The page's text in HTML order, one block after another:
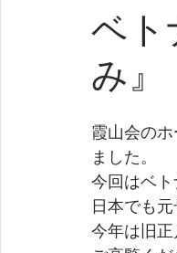
ベト
み』
霞山会の
ました。
今回はベト
日本でも
今年は旧